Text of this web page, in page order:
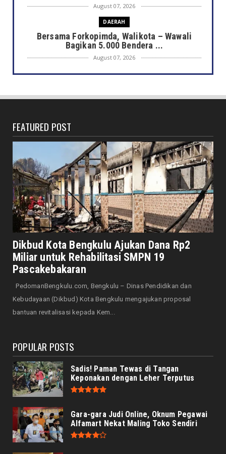
August 07, 2026
DAERAH
Bersama Forkopimda, Walikota – Wawali
Bagikan 5.000 Bendera ...
August 07, 2026
JELAJAH
Mengharu-biru
Senator Leni John Latief: Saatnya
Mengutamakan Rehabilitasi
August 06, 2026
NASIONAL
Prabowo Apresiasi Teknologi Genteng Ramah
Lingkungan BRIN, M...
August 06, 2026
DAERAH
Realisasi Investasi Kota Bengkulu Capai
Rp1,34 Triliun, DPMP...
Rawat Tenaga Kerja dengan Jaminan Sosial,
Dedy: Mereka Adala...
August 06, 2026
FEATURED POST
Dikbud Kota Bengkulu Ajukan Dana Rp2
Miliar untuk Rehabilitasi SMPN 19
Pascakebakaran
PedomanBengkulu.com, Bengkulu – Dinas Pendidikan dan
Kebudayaan (Dikbud) Kota Bengkulu mengajukan proposal
bantuan revitalisasi kepada Kem...
POPULAR POSTS
Sadis! Paman Tewas di Tangan
Keponakan dengan Leher Terputus
Gara-gara Judi Online, Oknum Pegawai
Alfamart Nekat Maling Toko Sendiri